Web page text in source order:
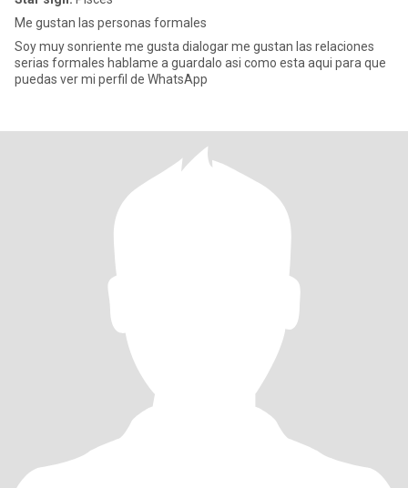
Me gustan las personas formales
Soy muy sonriente me gusta dialogar me gustan las relaciones
serias formales hablame a guardalo asi como esta aqui para que
puedas ver mi perfil de WhatsApp